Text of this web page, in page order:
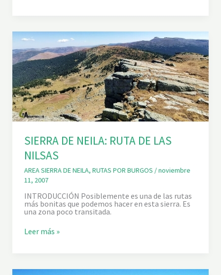
E
N
T
O
N
A
T
U
R
A
L
D
O
J
O
G
U
A
R
Ñ
A
SIERRA DE NEILA: RUTA DE LAS
NILSAS
AREA SIERRA DE NEILA, RUTAS POR BURGOS /noviembre
11, 2007
INTRODUCCIÓN Posiblemente es una de las rutas
más bonitas que podemos hacer en esta sierra. Es
una zona poco transitada.
S
A
Leer más »